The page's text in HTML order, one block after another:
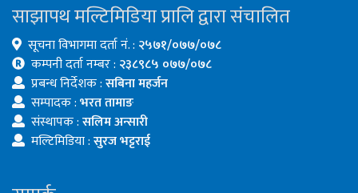
साझापथ मल्टिमिडिया प्रालि द्वारा संचालित
सूचना विभागमा दर्ता नं. : २५७१/०७७/०७८
कम्पनी दर्ता नम्बर : २३८९८५ ०७७/०७८
प्रबन्ध निर्देशक :सबिना महर्जन
सम्पादक :भरत तामाङ
संस्थापक :सलिम अन्सारी
मल्टिमिडिया :सुरज भट्टराई